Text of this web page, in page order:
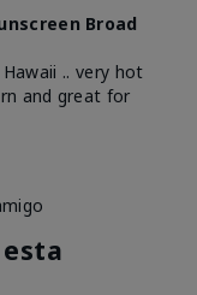
Broad
.. very hot
and great for